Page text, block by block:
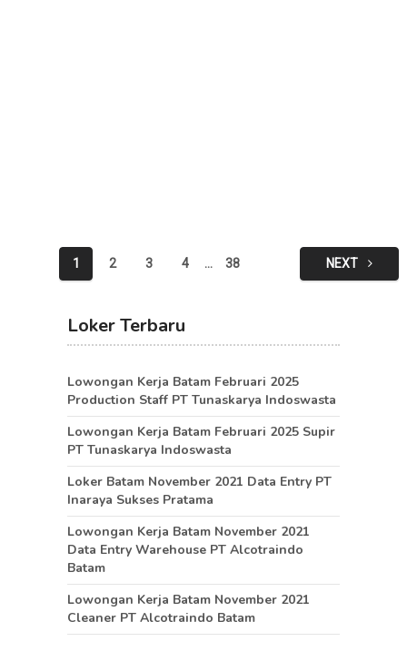
pagination
1 2 3 4 … 38 NEXT
Loker Terbaru
Lowongan Kerja Batam Februari 2025
Production Staff PT Tunaskarya Indoswasta
Lowongan Kerja Batam Februari 2025 Supir
PT Tunaskarya Indoswasta
Loker Batam November 2021 Data Entry PT
Inaraya Sukses Pratama
Lowongan Kerja Batam November 2021
Data Entry Warehouse PT Alcotraindo
Batam
Lowongan Kerja Batam November 2021
Cleaner PT Alcotraindo Batam